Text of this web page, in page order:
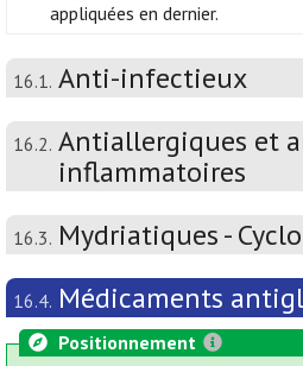
appliquées en dernier.
16.1. Anti-infectieux
16.2. Antiallergiques et
inflammatoires
16.3. Mydriatiques -
16.4. Médicaments
Positionnement